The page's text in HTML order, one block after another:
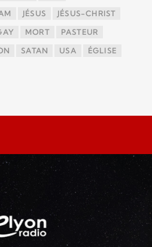
JÉSUS JÉSUS-CHRIST
MORT PASTEUR
SATAN USA ÉGLISE